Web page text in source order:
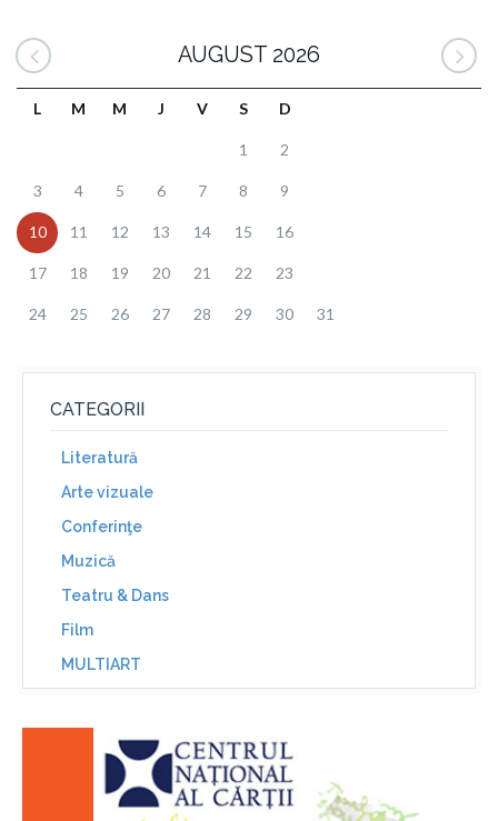
AUGUST 2026
L M M J V S D
1 2
3 4 5 6 7 8 9
10 11 12 13 14 15 16
17 18 19 20 21 22 23
24 25 26 27 28 29 30 31
CATEGORII
Literatură
Arte vizuale
Conferinţe
Muzică
Teatru & Dans
Film
MULTIART